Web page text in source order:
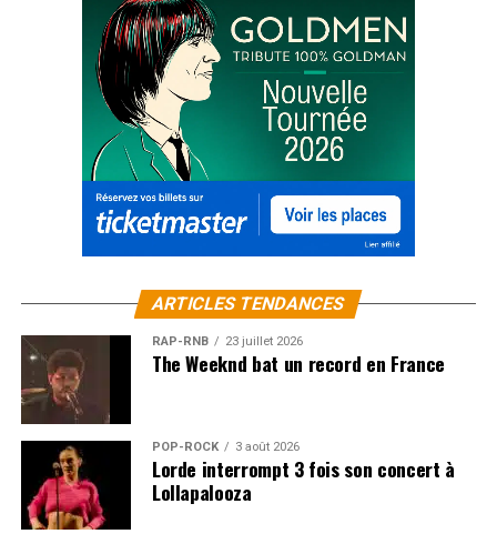
ARTICLES TENDANCES
RAP-RNB 23 juillet 2026
The Weeknd bat un record en France
POP-ROCK 3 août 2026
Lorde interrompt 3 fois son concert à
Lollapalooza